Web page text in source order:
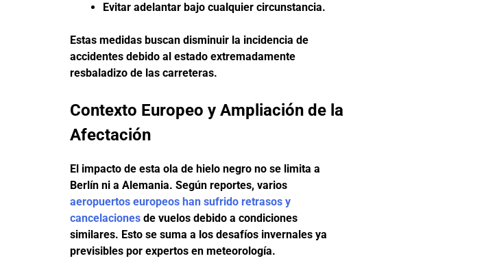
Evitar adelantar bajo cualquier circunstancia.
Estas medidas buscan disminuir la incidencia de
accidentes debido al estado extremadamente
resbaladizo de las carreteras.
Contexto Europeo y Ampliación de la
Afectación
El impacto de esta ola de hielo negro no se limita a
Berlín ni a Alemania. Según reportes, varios
aeropuertos europeos han sufrido retrasos y
cancelaciones de vuelos debido a condiciones
similares. Esto se suma a los desafíos invernales ya
previsibles por expertos en meteorología.